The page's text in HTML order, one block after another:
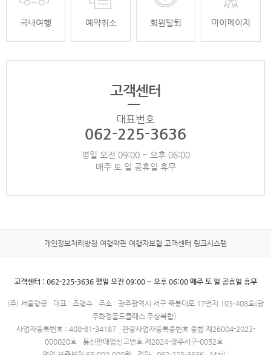
국내여행 예약취소 회원탈퇴 마이페이지
고객센터
대표번호
062-225-3636
평일 오전 09:00 ~ 오후 06:00
매주 토 일 공휴일 휴무
개인정보처리방침 여행약관 여행자보험 고객센터 링크시스템
고객센터 : 062-225-3636 평일 오전 09:00 ~ 오후 06:00 매주 토 일 공휴일 휴무
(주) 서울항공 대표 : 조행수
주소 : 광주광역시 서구 죽봉대로 17번지 103-408호(광
주화정골드클래스 주상복합)
사업자등록번호 : 408-81-34187
관광사업자등록증번호 종합 제26004-2023-
000020호
통신판매업신고번호 제2024-광주서구-0052호